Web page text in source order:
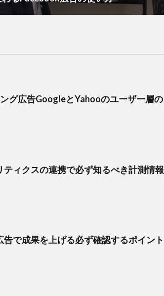
グ広告GoogleとYahooのユーザー層の
ティクスの連携で必ず知るべき計測情報
告で成果を上げる必ず確認するポイント